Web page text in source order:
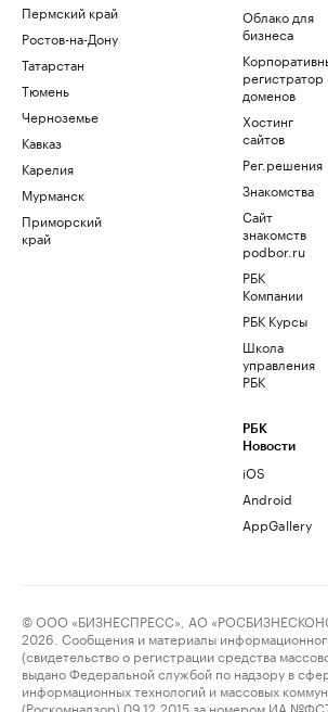
Пермский край
Ростов-на-Дону
Татарстан
Тюмень
Черноземье
Кавказ
Карелия
Мурманск
Приморский
край
Облако для
бизнеса
регистратор
доменов
Хостинг
сайтов
Рег.решения
Знакомства
Сайт
знакомств
podbor.ru
РБК
Компании
РБК Курсы
Школа
управления
РБК
РБК
Новости
iOS
Android
AppGallery
© ООО «БИЗНЕСПРЕСС», АО
2026. Сообщения и материалы
(свидетельство о регистрации средства
выдано Федеральной службой по надзору в
информационных технологий и массовых
(Роскомнадзор) 09.12.2015 за номером ИА